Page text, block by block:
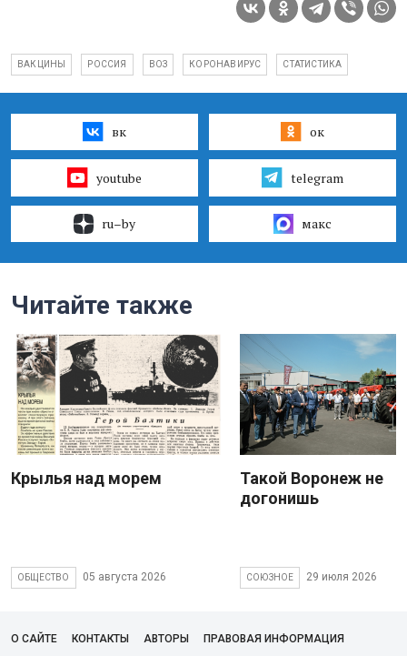
ВАКЦИНЫ РОССИЯ ВОЗ КОРОНАВИРУС СТАТИСТИКА
вк ок
youtube telegram
ru–by макс
Читайте также
Крылья над морем
ОБЩЕСТВО 05 августа 2026
Такой Воронеж не
догонишь
СОЮЗНОЕ 29 июля 2026
О САЙТЕ КОНТАКТЫ АВТОРЫ ПРАВОВАЯ ИНФОРМАЦИЯ